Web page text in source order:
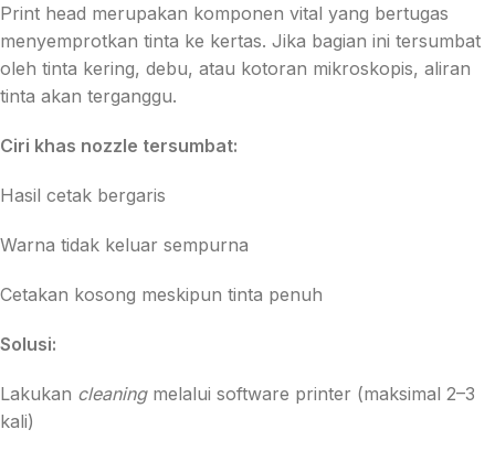
Print head merupakan komponen vital yang bertugas
menyemprotkan tinta ke kertas. Jika bagian ini tersumbat
oleh tinta kering, debu, atau kotoran mikroskopis, aliran
tinta akan terganggu.
Ciri khas nozzle tersumbat:
Hasil cetak bergaris
Warna tidak keluar sempurna
Cetakan kosong meskipun tinta penuh
Solusi:
Lakukan cleaningmelalui software printer (maksimal 2–3
kali)